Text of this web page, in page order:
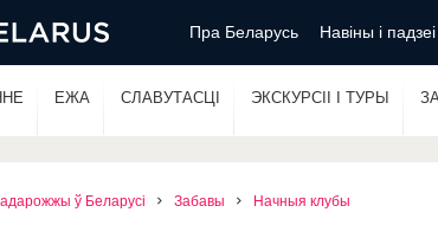
Пра Беларусь Навіны і падзеі
ЕЖА СЛАВУТАСЦІ ЭКСКУРСІІ І ТУРЫ
ў Беларусі Забавы Начныя клубы